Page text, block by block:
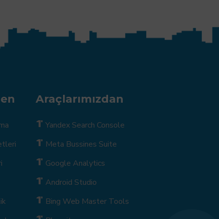
Araçlarımızdan
Yandex Search Console
Meta Bussines Suite
Google Analytics
Android Studio
Bing Web Master Tools